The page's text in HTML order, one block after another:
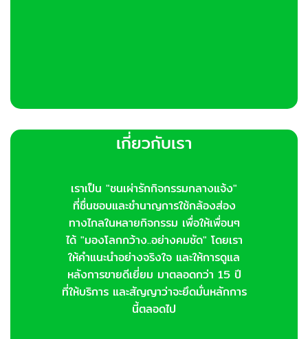
เกี่ยวกับเรา
เราเป็น "ชนเผ่ารักกิจกรรมกลางแจ้ง"
ที่ชื่นชอบและชำนาญการใช้กล้องส่อง
ทางไกลในหลายกิจกรรม เพื่อให้เพื่อนๆ
ได้ "มองโลกกว้าง..อย่างคมชัด" โดยเรา
ให้คำแนะนำอย่างจริงใจ และให้การดูแล
หลังการขายดีเยี่ยม มาตลอดกว่า 15 ปี
ที่ให้บริการ และสัญญาว่าจะยึดมั่นหลักการ
นี้ตลอดไป